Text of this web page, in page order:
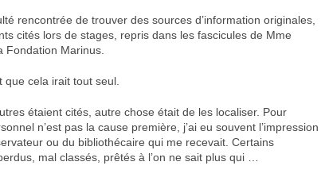
rencontrée de trouver des sources d’information originales,
cités lors de stages, repris dans les fascicules de Mme
Fondation Marinus.
que cela irait tout seul.
étaient cités, autre chose était de les localiser. Pour
n’est pas la cause première, j’ai eu souvent l’impression
ou du bibliothécaire qui me recevait. Certains
mal classés, prêtés à l’on ne sait plus qui …